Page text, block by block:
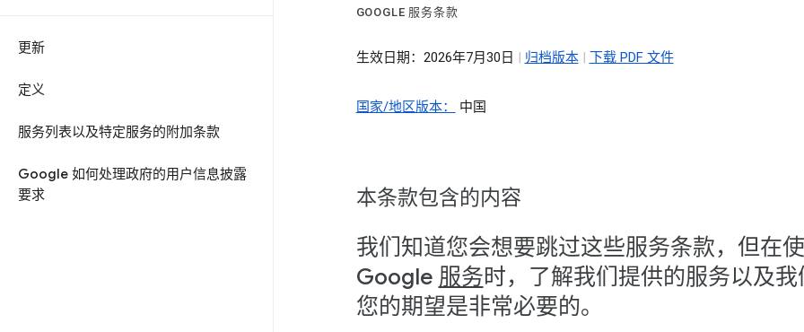
更新
定义
服务列表以及特定服务的附加条款
Google 如何处理政府的用户信息披露
要求
GOOGLE 服务条款
生效日期：2026年7月30日 归档版本 下载 PDF 文件
国家/地区版本： 中国
本条款包含的内容
我们知道您会想要跳过这些服务条款，但在
Google 服务时，了解我们提供的服务以及我
您的期望是非常必要的。